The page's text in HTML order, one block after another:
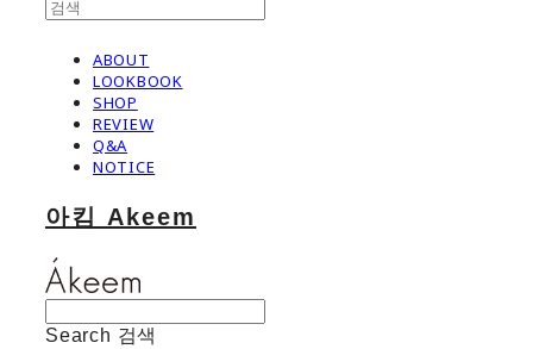
ABOUT
LOOKBOOK
SHOP
REVIEW
Q&A
NOTICE
아킴 Akeem
Search 검색